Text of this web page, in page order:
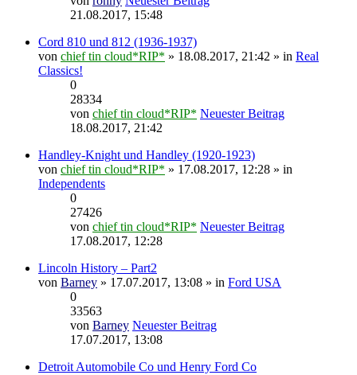
21.08.2017, 15:48
Cord 810 und 812 (1936-1937)
von chief tin cloud*RIP* » 18.08.2017, 21:42 » in Real
Classics!
0
28334
von chief tin cloud*RIP* Neuester Beitrag
18.08.2017, 21:42
Handley-Knight und Handley (1920-1923)
von chief tin cloud*RIP* » 17.08.2017, 12:28 » in
Independents
0
27426
von chief tin cloud*RIP* Neuester Beitrag
17.08.2017, 12:28
Lincoln History – Part2
von Barney » 17.07.2017, 13:08 » in Ford USA
0
33563
von Barney Neuester Beitrag
17.07.2017, 13:08
Detroit Automobile Co und Henry Ford Co